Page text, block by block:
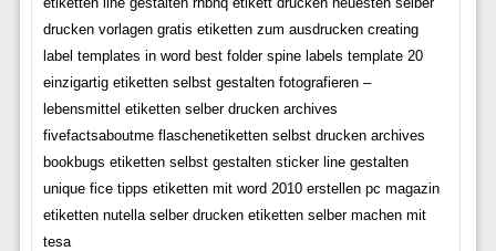
drucken vorlagen gratis etiketten zum ausdrucken creating
label templates in word best folder spine labels template 20
einzigartig etiketten selbst gestalten fotografieren –
lebensmittel etiketten selber drucken archives
fivefactsaboutme flaschenetiketten selbst drucken archives
bookbugs etiketten selbst gestalten sticker line gestalten
unique fice tipps etiketten mit word 2010 erstellen pc magazin
etiketten nutella selber drucken etiketten selber machen mit
tesa